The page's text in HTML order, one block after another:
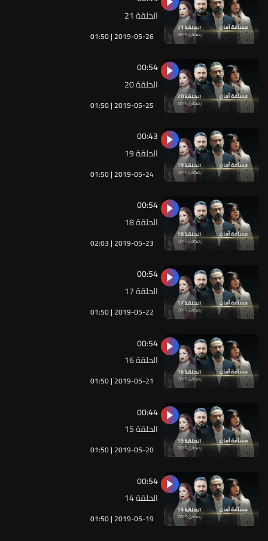
01:50 | 2019-05-26
الحلقة 21
01:50 | 2019-05-25
الحلقة 20
00:54
01:50 | 2019-05-24
الحلقة 19
00:43
02:03 | 2019-05-23
الحلقة 18
00:54
01:50 | 2019-05-22
الحلقة 17
00:54
01:50 | 2019-05-21
الحلقة 16
00:54
01:50 | 2019-05-20
الحلقة 15
00:44
01:50 | 2019-05-19
الحلقة 14
00:54